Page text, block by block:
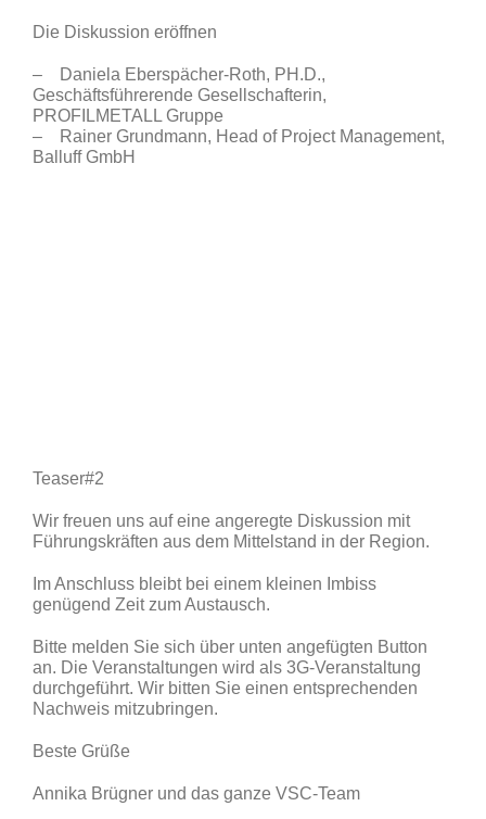
Die Diskussion eröffnen
– Daniela Eberspächer-Roth, PH.D.,
Geschäftsführerende Gesellschafterin,
PROFILMETALL Gruppe
– Rainer Grundmann, Head of Project Management,
Balluff GmbH
Teaser#2
Wir freuen uns auf eine angeregte Diskussion mit
Führungskräften aus dem Mittelstand in der Region.
Im Anschluss bleibt bei einem kleinen Imbiss
genügend Zeit zum Austausch.
Bitte melden Sie sich über unten angefügten Button
an. Die Veranstaltungen wird als 3G-Veranstaltung
durchgeführt. Wir bitten Sie einen entsprechenden
Nachweis mitzubringen.
Beste Grüße
Annika Brügner und das ganze VSC-Team